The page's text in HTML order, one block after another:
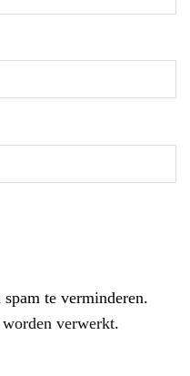
te verminderen.
verwerkt.